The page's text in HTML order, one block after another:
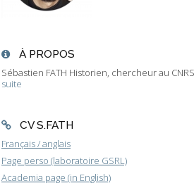
À PROPOS
Sébastien FATH Historien, chercheur au
suite
CV S.FATH
Français / anglais
Page perso (laboratoire GSRL)
Academia page (in English)